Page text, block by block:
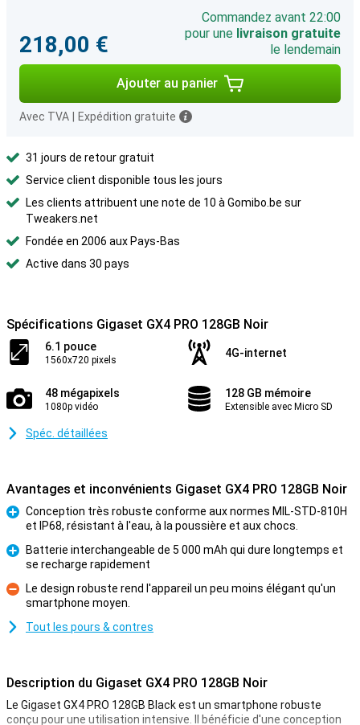
218,00 €
Commandez avant 22:00
pour une livraison gratuite
le lendemain
Ajouter au panier
Avec TVA Expédition gratuite
31 jours de retour gratuit
Service client disponible tous les jours
Les clients attribuent une note de 10 à Gomibo.be sur
Tweakers.net
Fondée en 2006 aux Pays-Bas
Active dans 30 pays
Spécifications Gigaset GX4 PRO 128GB Noir
6.1 pouce
1560x720 pixels
4G-internet
48 mégapixels
1080p vidéo
128 GB mémoire
Extensible avec Micro SD
Spéc. détaillées
Avantages et inconvénients Gigaset GX4 PRO 128GB Noir
Pour
Conception très robuste conforme aux normes MIL-STD-810H
et IP68, résistant à l'eau, à la poussière et aux chocs.
Pour
Batterie interchangeable de 5 000 mAh qui dure longtemps et
se recharge rapidement
Contre
Le design robuste rend l'appareil un peu moins élégant qu'un
smartphone moyen.
Tout les pours & contres
Description du Gigaset GX4 PRO 128GB Noir
Le Gigaset GX4 PRO 128GB Black est un smartphone robuste
conçu pour une utilisation intensive. Il bénéficie d'une conception